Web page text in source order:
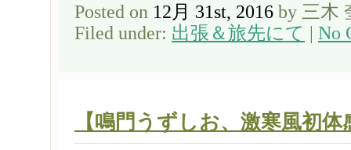
Posted on 12月 31st, 2016 by 三木
Filed under: 出張＆旅先にて | No
【鳴門うずしお、激寒風初体